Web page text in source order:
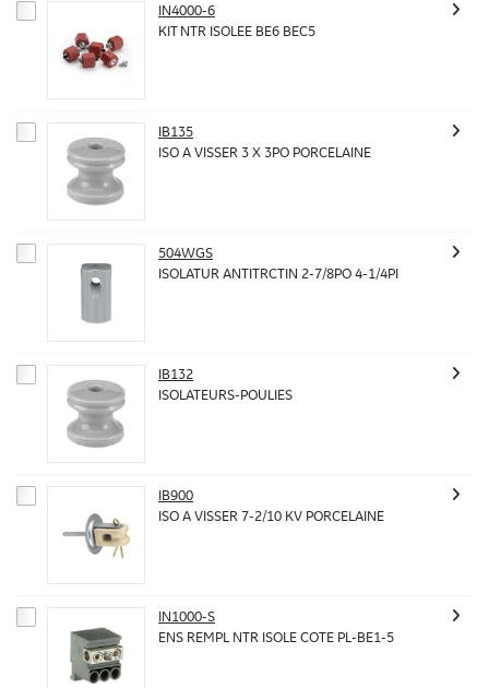
IN4000-6
KIT NTR ISOLEE BE6 BEC5
IB135
ISO A VISSER 3 X 3PO PORCELAINE
504WGS
ISOLATUR ANTITRCTIN 2-7/8PO 4-1/4PI
IB132
ISOLATEURS-POULIES
IB900
ISO A VISSER 7-2/10 KV PORCELAINE
IN1000-S
ENS REMPL NTR ISOLE COTE PL-BE1-5